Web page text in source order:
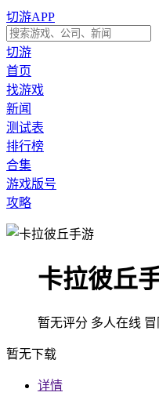
切游APP
切游
首页
找游戏
新闻
测试表
排行榜
合集
游戏版号
攻略
卡拉彼丘
暂无评分 多人在线
暂无下载
详情